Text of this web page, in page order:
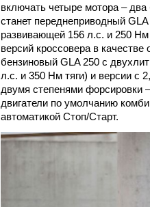
включать четыре мотора –
станет переднеприводный GLA
развивающей 156 л.с. и 250
версий кроссовера в
бензиновый GLA 250 с
л.с. и 350 Нм тяги) и версии с
двумя степенями форсировки
двигатели по умолчанию
автоматикой Стоп/Старт.